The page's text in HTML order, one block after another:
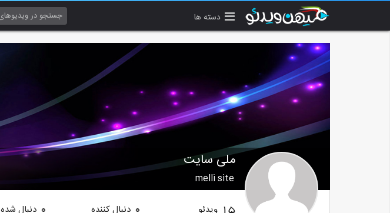
دسته ها
ملی سایت
melli site
15 ویدئو 0 دنبال کننده 0 دنبال شده